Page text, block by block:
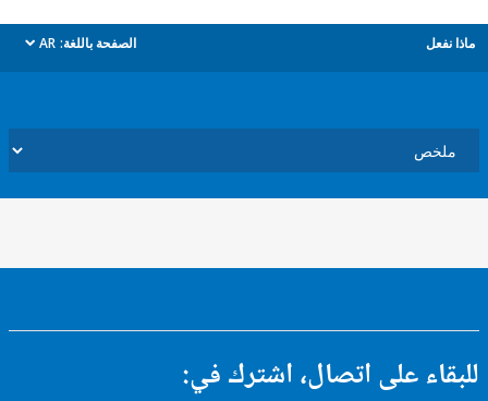
الصفحة باللغة: AR
dropdown
على اتصال، اشترك في: